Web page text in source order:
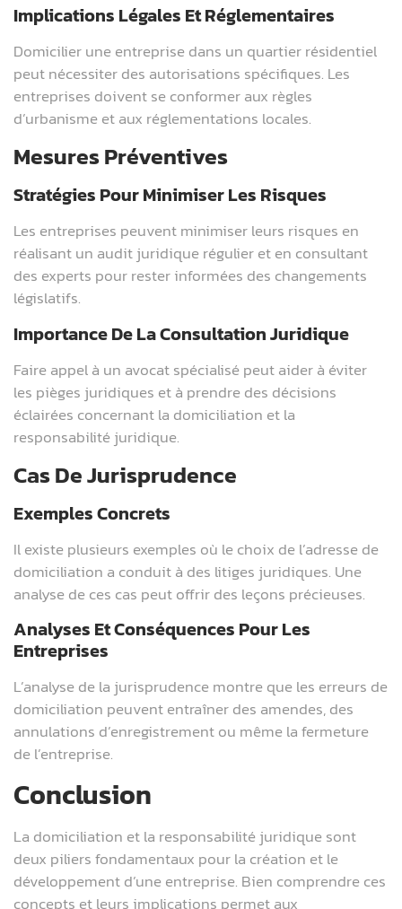
Implications Légales Et Réglementaires
Domicilier une entreprise dans un quartier résidentiel
peut nécessiter des autorisations spécifiques. Les
entreprises doivent se conformer aux règles
d’urbanisme et aux réglementations locales.
Mesures Préventives
Stratégies Pour Minimiser Les Risques
Les entreprises peuvent minimiser leurs risques en
réalisant un audit juridique régulier et en consultant
des experts pour rester informées des changements
législatifs.
Importance De La Consultation Juridique
Faire appel à un avocat spécialisé peut aider à éviter
les pièges juridiques et à prendre des décisions
éclairées concernant la domiciliation et la
responsabilité juridique.
Cas De Jurisprudence
Exemples Concrets
Il existe plusieurs exemples où le choix de l’adresse de
domiciliation a conduit à des litiges juridiques. Une
analyse de ces cas peut offrir des leçons précieuses.
Analyses Et Conséquences Pour Les
Entreprises
L’analyse de la jurisprudence montre que les erreurs de
domiciliation peuvent entraîner des amendes, des
annulations d’enregistrement ou même la fermeture
de l’entreprise.
Conclusion
La domiciliation et la responsabilité juridique sont
deux piliers fondamentaux pour la création et le
développement d’une entreprise. Bien comprendre ces
concepts et leurs implications permet aux